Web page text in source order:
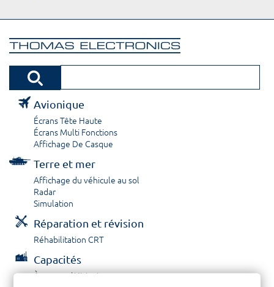
Avionique
Écrans Tête Haute
Écrans Multi Fonctions
Affichage De Casque
Terre et mer
Affichage du véhicule au sol
Radar
Simulation
Réparation et révision
Réhabilitation CRT
Capacités
À propos / Historique